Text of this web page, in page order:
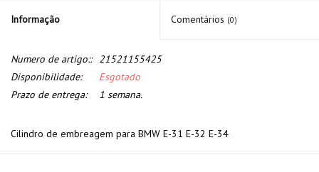
Informação Comentários (0)
Numero de artigo::
21521155425
Disponibilidade:
Esgotado
Prazo de entrega:
1 semana.
Cilindro de embreagem para BMW E-31 E-32 E-34